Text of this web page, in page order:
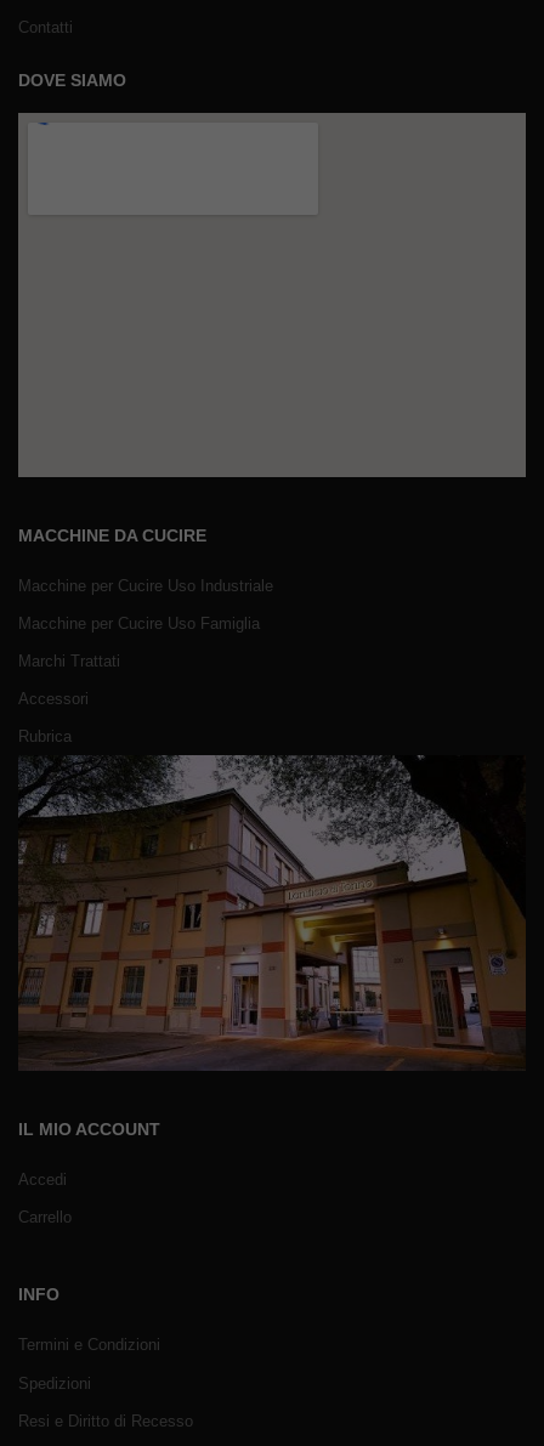
Contatti
DOVE SIAMO
MACCHINE DA CUCIRE
Macchine per Cucire Uso Industriale
Macchine per Cucire Uso Famiglia
Marchi Trattati
Accessori
Rubrica
IL MIO ACCOUNT
Accedi
Carrello
INFO
Termini e Condizioni
Spedizioni
Resi e Diritto di Recesso